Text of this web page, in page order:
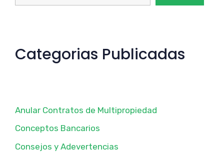
Categorias Publicadas
Anular Contratos de Multipropiedad
Conceptos Bancarios
Consejos y Adevertencias